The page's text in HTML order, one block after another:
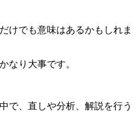
けでも意味はあるかもしれま
なり大事です。
で、直しや分析、解説を行う